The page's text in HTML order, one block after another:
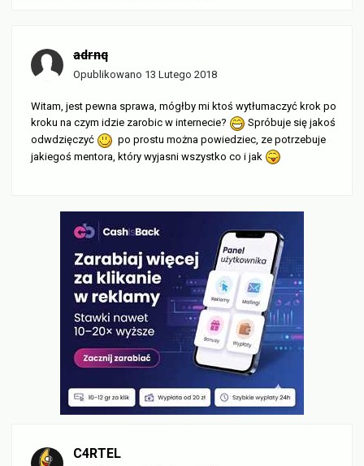
adrnq
Opublikowano 13 Lutego 2018
Witam, jest pewna sprawa, mógłby mi ktoś wytłumaczyć krok po
kroku na czym idzie zarobic w internecie?
Spróbuje się jakoś
odwdzięczyć
po prostu można powiedziec, ze potrzebuje
jakiegoś mentora, który wyjasni wszystko co i jak
C4RTEL